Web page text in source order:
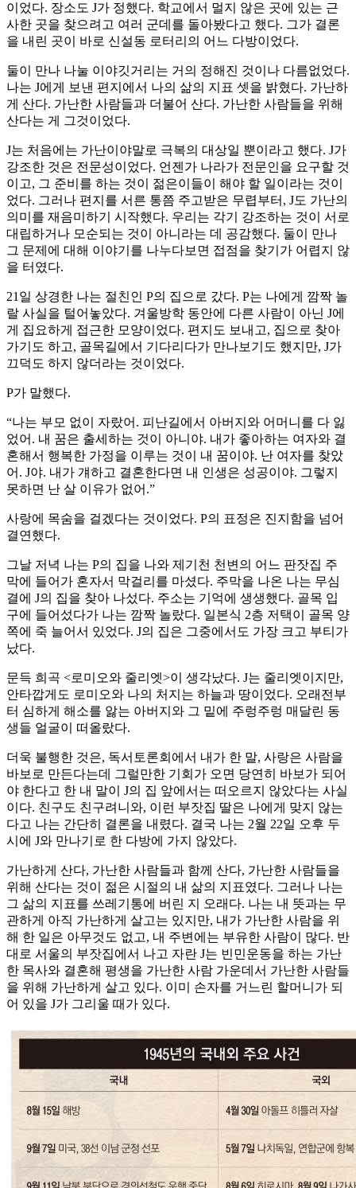
이었다. 장소도 J가 정했다. 학교에서 멀지 않은 곳에 있는 근
사한 곳을 찾으려고 여러 군데를 돌아봤다고 했다. 그가 결론
을 내린 곳이 바로 신설동 로터리의 어느 다방이었다.
둘이 만나 나눌 이야깃거리는 거의 정해진 것이나 다름없었다.
나는 J에게 보낸 편지에서 나의 삶의 지표 셋을 밝혔다. 가난하
게 산다. 가난한 사람들과 더불어 산다. 가난한 사람들을 위해
산다는 게 그것이었다.
J는 처음에는 가난이야말로 극복의 대상일 뿐이라고 했다. J가
강조한 것은 전문성이었다. 언젠가 나라가 전문인을 요구할 것
이고, 그 준비를 하는 것이 젊은이들이 해야 할 일이라는 것이
었다. 그러나 편지를 서른 통쯤 주고받은 무렵부터, J도 가난의
의미를 재음미하기 시작했다. 우리는 각기 강조하는 것이 서로
대립하거나 모순되는 것이 아니라는 데 공감했다. 둘이 만나
그 문제에 대해 이야기를 나누다보면 접점을 찾기가 어렵지 않
을 터였다.
21일 상경한 나는 절친인 P의 집으로 갔다. P는 나에게 깜짝 놀
랄 사실을 털어놓았다. 겨울방학 동안에 다른 사람이 아닌 J에
게 집요하게 접근한 모양이었다. 편지도 보내고, 집으로 찾아
가기도 하고, 골목길에서 기다리다가 만나보기도 했지만, J가
끄덕도 하지 않더라는 것이었다.
P가 말했다.
“나는 부모 없이 자랐어. 피난길에서 아버지와 어머니를 다 잃
었어. 내 꿈은 출세하는 것이 아니야. 내가 좋아하는 여자와 결
혼해서 행복한 가정을 이루는 것이 내 꿈이야. 난 여자를 찾았
어. J야. 내가 걔하고 결혼한다면 내 인생은 성공이야. 그렇지
못하면 난 살 이유가 없어.”
사랑에 목숨을 걸겠다는 것이었다. P의 표정은 진지함을 넘어
결연했다.
그날 저녁 나는 P의 집을 나와 제기천 천변의 어느 판잣집 주
막에 들어가 혼자서 막걸리를 마셨다. 주막을 나온 나는 무심
결에 J의 집을 찾아 나섰다. 주소는 기억에 생생했다. 골목 입
구에 들어섰다가 나는 깜짝 놀랐다. 일본식 2층 저택이 골목 양
쪽에 죽 늘어서 있었다. J의 집은 그중에서도 가장 크고 부티가
났다.
문득 희곡 <로미오와 줄리엣>이 생각났다. J는 줄리엣이지만,
안타깝게도 로미오와 나의 처지는 하늘과 땅이었다. 오래전부
터 심하게 해소를 앓는 아버지와 그 밑에 주렁주렁 매달린 동
생들 얼굴이 떠올랐다.
더욱 불행한 것은, 독서토론회에서 내가 한 말, 사랑은 사람을
바보로 만든다는데 그럴만한 기회가 오면 당연히 바보가 되어
야 한다고 한 내 말이 J의 집 앞에서는 떠오르지 않았다는 사실
이다. 친구도 친구려니와, 이런 부잣집 딸은 나에게 맞지 않는
다고 나는 간단히 결론을 내렸다. 결국 나는 2월 22일 오후 두
시에 J와 만나기로 한 다방에 가지 않았다.
가난하게 산다, 가난한 사람들과 함께 산다, 가난한 사람들을
위해 산다는 것이 젊은 시절의 내 삶의 지표였다. 그러나 나는
그 삶의 지표를 쓰레기통에 버린 지 오래다. 나는 내 뜻과는 무
관하게 아직 가난하게 살고는 있지만, 내가 가난한 사람을 위
해 한 일은 아무것도 없고, 내 주변에는 부유한 사람이 많다. 반
대로 서울의 부잣집에서 나고 자란 J는 빈민운동을 하는 가난
한 목사와 결혼해 평생을 가난한 사람 가운데서 가난한 사람들
을 위해 가난하게 살고 있다. 이미 손자를 거느린 할머니가 되
어 있을 J가 그리울 때가 있다.